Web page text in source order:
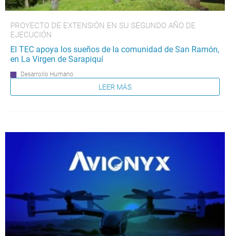
PROYECTO DE EXTENSIÓN EN SU SEGUNDO AÑO DE
EJECUCIÓN
El TEC apoya los sueños de la comunidad de San Ramón,
en La Virgen de Sarapiquí
Desarrollo Humano
LEER MÁS